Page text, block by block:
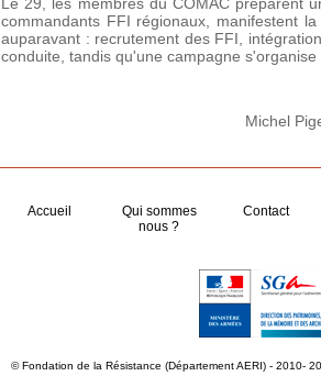
commandants FFI régionaux, manifestent
auparavant : recrutement des FFI,
conduite, tandis qu'une campagne
Michel
Accueil
Qui sommes
nous ?
Contact
© Fondation de la Résistance (Département AERI) - 2010-